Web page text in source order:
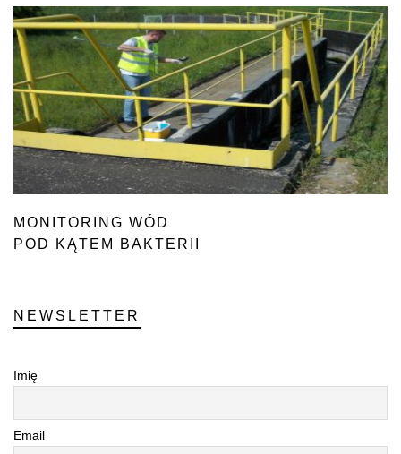
MONITORING WÓD
POD KĄTEM BAKTERII
NEWSLETTER
Imię
Email